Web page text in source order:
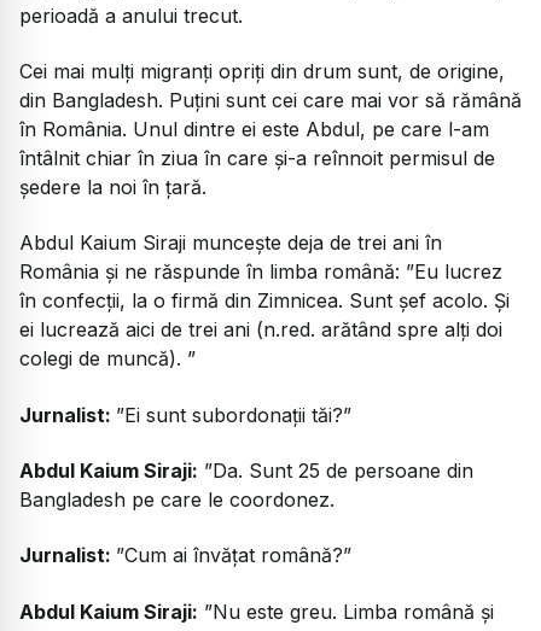
perioadă a anului trecut.
Cei mai mulți migranți opriți din drum sunt, de origine,
din Bangladesh. Puțini sunt cei care mai vor să rămână
în România. Unul dintre ei este Abdul, pe care l-am
întâlnit chiar în ziua în care și-a reînnoit permisul de
ședere la noi în țară.
Abdul Kaium Siraji muncește deja de trei ani în
România și ne răspunde în limba română: ”Eu lucrez
în confecții, la o firmă din Zimnicea. Sunt șef acolo. Și
ei lucrează aici de trei ani (n.red. arătând spre alți doi
colegi de muncă). ”
Jurnalist: ”Ei sunt subordonații tăi?”
Abdul Kaium Siraji: ”Da. Sunt 25 de persoane din
Bangladesh pe care le coordonez.
Jurnalist: ”Cum ai învățat română?”
Abdul Kaium Siraji: ”Nu este greu. Limba română și